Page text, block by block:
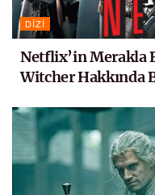
DIZI
Netflix’in Merakla
Witcher Hakkında